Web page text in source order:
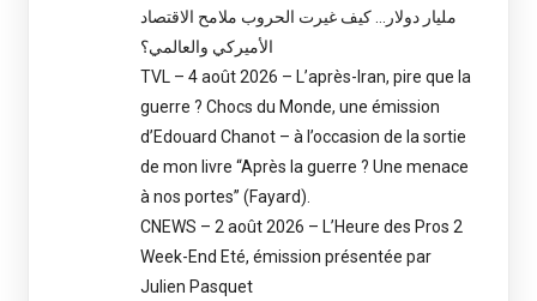
مليار دولار… كيف غيرت الحروب ملامح الاقتصاد
الأميركي والعالمي؟
TVL – 4 août 2026 – L’après-Iran, pire que la
guerre ? Chocs du Monde, une émission
d’Edouard Chanot – à l’occasion de la sortie
de mon livre “Après la guerre ? Une menace
à nos portes” (Fayard).
CNEWS – 2 août 2026 – L’Heure des Pros 2
Week-End Eté, émission présentée par
Julien Pasquet